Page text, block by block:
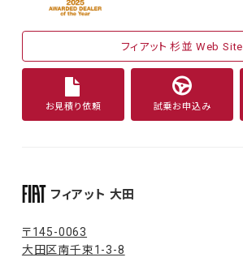
フィアット 杉並 Web Site
お見積り依頼 試乗お申込み
フィアット 大田
〒145-0063
大田区南千束1-3-8